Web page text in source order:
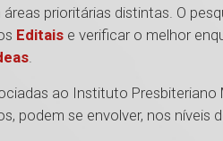
prioritárias distintas. O
Editais e verificar o melhor
.
ao Instituto Presbiteriano
podem se envolver, nos níveis